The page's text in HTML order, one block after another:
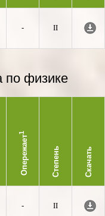
-
II
по физике
Опережает
1
Степень Скачать
-
II